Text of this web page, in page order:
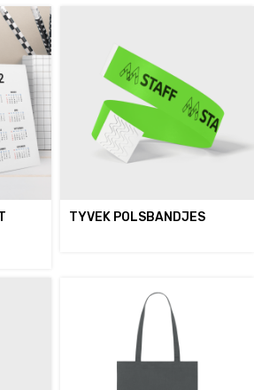
TYVEK POLSBANDJES